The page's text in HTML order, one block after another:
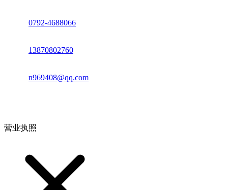
0792-4688066
13870802760
n969408@qq.com
营业执照